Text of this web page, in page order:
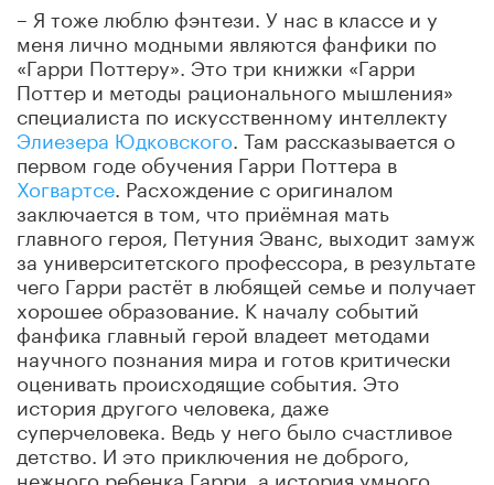
– Я тоже люблю фэнтези. У нас в классе и у
меня лично модными являются фанфики по
«Гарри Поттеру». Это три книжки «Гарри
Поттер и методы рационального мышления»
специалиста по искусственному интеллекту
Элиезера Юдковского . Там рассказывается о
первом годе обучения Гарри Поттера в
Хогвартсе . Расхождение с оригиналом
заключается в том, что приёмная мать
главного героя, Петуния Эванс, выходит замуж
за университетского профессора, в результате
чего Гарри растёт в любящей семье и получает
хорошее образование. К началу событий
фанфика главный герой владеет методами
научного познания мира и готов критически
оценивать происходящие события. Это
история другого человека, даже
суперчеловека. Ведь у него было счастливое
детство. И это приключения не доброго,
нежного ребенка Гарри, а история умного,